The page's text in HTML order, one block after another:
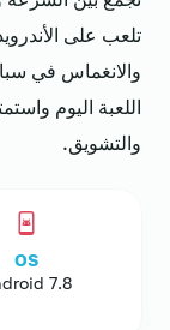
تلعب على
والانغماس في
اللعبة اليوم
والتشويق.
OS
7.8